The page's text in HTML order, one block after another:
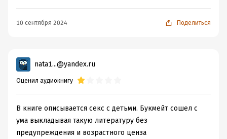
10 сентября 2024 Поделиться
nata1...@yandex.ru
Оценил аудиокнигу
В книге описывается секс с детьми. Букмейт сошел с
ума выкладывая такую литературу без
предупреждения и возрастного ценза